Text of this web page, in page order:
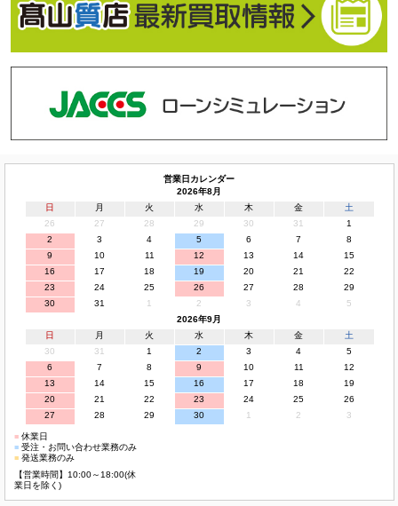
営業日カレンダー
2026年8月
日
月 火 水 木 金
土
26
27 28 29 30 31
1
2
3 4 5 6 7
8
9
10 11 12 13 14
15
16
17 18 19 20 21
22
23
24 25 26 27 28
29
30
31 1 2 3 4
5
2026年9月
日
月 火 水 木 金
土
30
31 1 2 3 4
5
6
7 8 9 10 11
12
13
14 15 16 17 18
19
20
21 22 23 24 25
26
27
28 29 30 1 2 3
■休業日
■受注・お問い合わせ業務のみ
■発送業務のみ
【営業時間】10:00～18:00(休
業日を除く)